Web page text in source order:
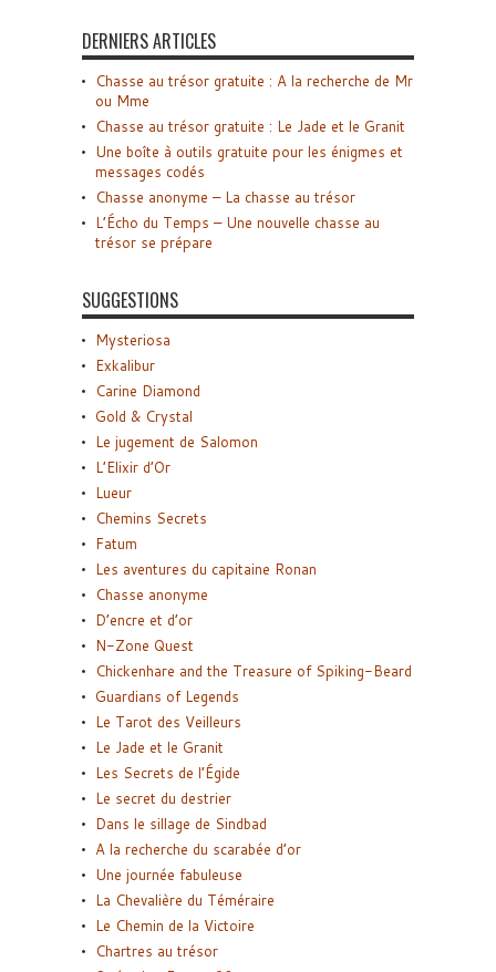
DERNIERS ARTICLES
Chasse au trésor gratuite : A la recherche de Mr
ou Mme
Chasse au trésor gratuite : Le Jade et le Granit
Une boîte à outils gratuite pour les énigmes et
messages codés
Chasse anonyme – La chasse au trésor
L’Écho du Temps – Une nouvelle chasse au
trésor se prépare
SUGGESTIONS
Mysteriosa
Exkalibur
Carine Diamond
Gold & Crystal
Le jugement de Salomon
L’Elixir d’Or
Lueur
Chemins Secrets
Fatum
Les aventures du capitaine Ronan
Chasse anonyme
D’encre et d’or
N-Zone Quest
Chickenhare and the Treasure of Spiking-Beard
Guardians of Legends
Le Tarot des Veilleurs
Le Jade et le Granit
Les Secrets de l’Égide
Le secret du destrier
Dans le sillage de Sindbad
A la recherche du scarabée d’or
Une journée fabuleuse
La Chevalière du Téméraire
Le Chemin de la Victoire
Chartres au trésor